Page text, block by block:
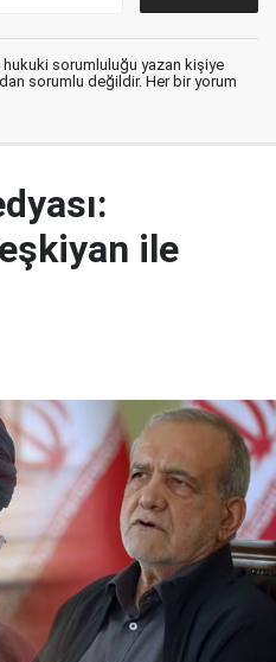
hukuki sorumluluğu yazan kişiye
sorumlu değildir. Her bir yorum
ile